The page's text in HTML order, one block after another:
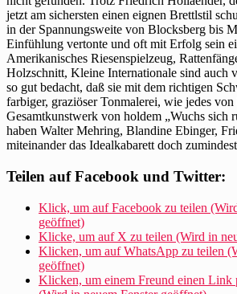
jetzt am sichersten einen eignen Brettlstil
in der Spannungsweite von Blocksberg bis
Einfühlung vertonte und oft mit Erfolg sein
Amerikanisches Riesenspielzeug,
Holzschnitt, Kleine Internationale sind auch
so gut bedacht, daß sie mit dem richtigen
farbiger, graziöser Tonmalerei, wie jedes
Gesamtkunstwerk von holdem „Wuchs sich
haben Walter Mehring, Blandine Ebinger,
miteinander das Idealkabarett doch
Teilen auf Facebook und Twitter:
Klick, um auf Facebook zu teilen
geöffnet)
Klicke, um auf X zu teilen (Wird in
Klicken, um auf WhatsApp zu teilen
geöffnet)
Klicken, um einem Freund einen Link